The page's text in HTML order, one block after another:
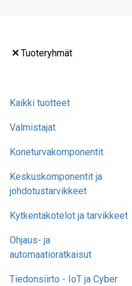
Tuoteryhmät
Kaikki tuotteet
Valmistajat
Koneturvakomponentit
Keskuskomponentit ja
johdotustarvikkeet
Kytkentäkotelot ja tarvikkeet
Ohjaus- ja
automaatioratkaisut
Tiedonsiirto - IoT ja Cyber